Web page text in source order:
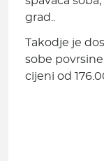
grad..
Takodje je
sobe
cijeni od